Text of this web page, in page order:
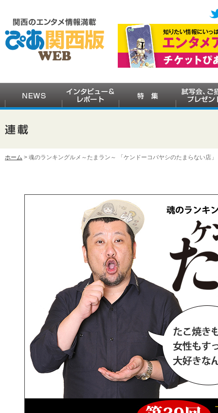
ホーム > 魂のランキングルメ～たまラン～ 「ケンドーコバヤシのたまらない店」